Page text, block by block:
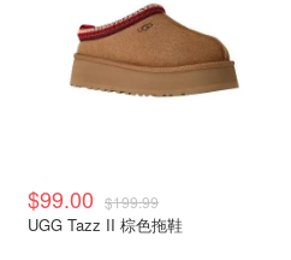
$99.00 $199.99
UGG Tazz II 棕色拖鞋